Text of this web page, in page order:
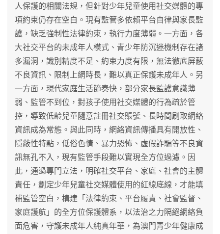
人保護的相關法規，但針對少年兒童使用社交媒體的專
項約束仍存在空白。現有監管多依賴平台自律與家長監
護，缺乏強制性法律約束，執行力度薄弱。一方面，各
大社交平台的未成年人模式、青少年防沉迷機制存在諸
多漏洞，識別精度不足、約束力度有限，無法徹底屏蔽
不良資訊、限制上網時長，難以真正保護未成年人。另
一方面，現代家庭生活節奏快，部分家長監護意識薄
弱、監管不到位，對孩子使用社交媒體的行為疏於管
控，導致低齡兒童隨意註冊社交賬號、長時間刷取網絡
資訊成為常態。與此同時，網絡資訊傳播具有開放性、
隱蔽性特點，低俗色情、暴力恐怖、虛假詐騙等不良資
訊無孔不入，現有監管手段難以實現全方位過濾。因
此，通過專門立法，明確社交平台、家庭、社會的主體
責任，劃定少年兒童社交媒體使用的紅線底線，才能填
補監管空白，構建「法律約束、平台履責、社會監督、
家庭護航」的全方位保護體系，以法治之力隔絕網絡負
面危害，守護未成年人純真年華，為澳門青少年健康成